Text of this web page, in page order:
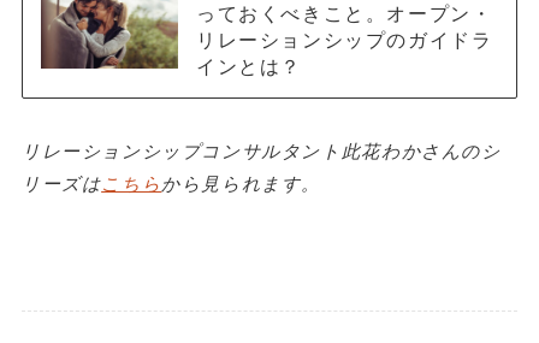
っておくべきこと。オープン・
リレーションシップのガイドラ
インとは？
リレーションシップコンサルタント此花わかさんのシ
リーズはこちら から見られます。